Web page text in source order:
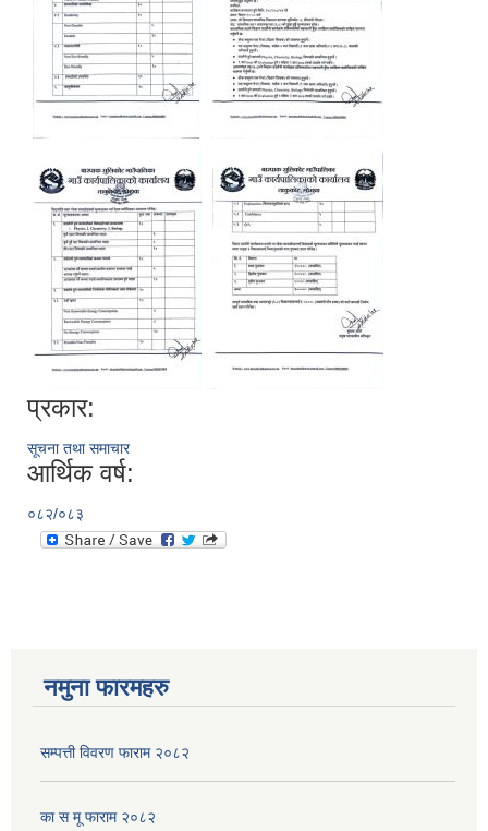
प्रकार:
सूचना तथा समाचार
आर्थिक वर्ष:
०८२/०८३
नमुना फारमहरु
सम्पत्ती विवरण फाराम २०८२
का स मू फाराम २०८२